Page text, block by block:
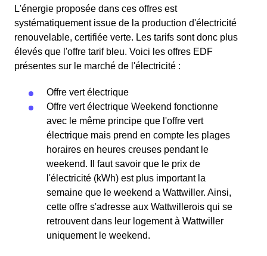
L'énergie proposée dans ces offres est
systématiquement issue de la production d'électricité
renouvelable, certifiée verte. Les tarifs sont donc plus
élevés que l'offre tarif bleu. Voici les offres EDF
présentes sur le marché de l'électricité :
Offre vert électrique
Offre vert électrique Weekend fonctionne
avec le même principe que l'offre vert
électrique mais prend en compte les plages
horaires en heures creuses pendant le
weekend. Il faut savoir que le prix de
l'électricité (kWh) est plus important la
semaine que le weekend a Wattwiller. Ainsi,
cette offre s'adresse aux Wattwillerois qui se
retrouvent dans leur logement à Wattwiller
uniquement le weekend.